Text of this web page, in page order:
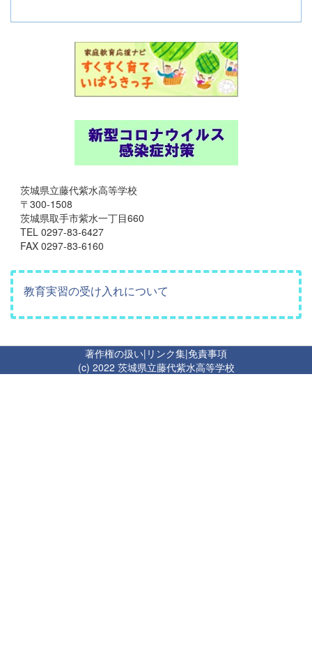
茨城県立藤代紫水高等学校
〒300-1508
茨城県取手市紫水一丁目660
TEL 0297-83-6427
FAX 0297-83-6160
教育実習の受け入れについて
著作権の扱い| リンク集|免責事項
(c) 2022 茨城県立藤代紫水高等学校